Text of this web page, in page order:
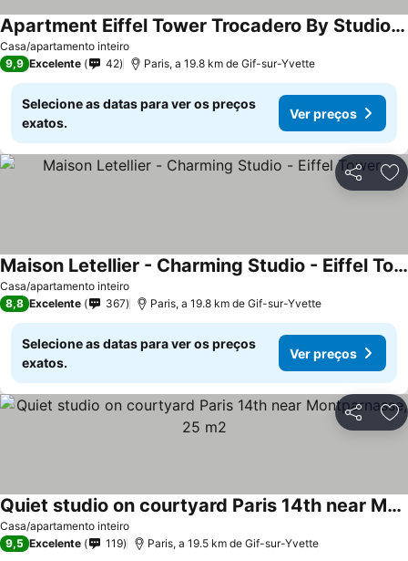
Casa/apartamento inteiro
Apartment Eiffel Tower Trocadero By Studio Prestige
Ver preços
9,9 Excelente 42 Paris, a 19.8 km de Gif-sur-Yvette
Selecione as datas para ver os preços
exatos.
Ver preços
Partilhar
Casa/apartamento inteiro
Maison Letellier - Charming Studio - Eiffel Tower
Ver preços
8,8 Excelente 367 Paris, a 19.8 km de Gif-sur-Yvette
Selecione as datas para ver os preços
exatos.
Ver preços
Partilhar
Casa/apartamento inteiro
Quiet studio on courtyard Paris 14th near Montparnasse, 25 m2
Ver preços
9,5 Excelente 119 Paris, a 19.5 km de Gif-sur-Yvette